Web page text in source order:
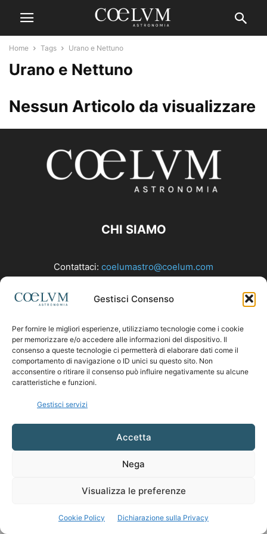
Gestisci Consenso
Per fornire le migliori esperienze, utilizziamo tecnologie come i cookie
per memorizzare e/o accedere alle informazioni del dispositivo. Il
consenso a queste tecnologie ci permetterà di elaborare dati come il
comportamento di navigazione o ID unici su questo sito. Non
acconsentire o ritirare il consenso può influire negativamente su alcune
caratteristiche e funzioni.
Gestisci servizi
Accetta
Nega
Visualizza le preferenze
Cookie Policy Dichiarazione sulla Privacy
Home Tags Urano e Nettuno
Urano e Nettuno
Nessun Articolo da visualizzare
CHI SIAMO
Contattaci: coelumastro@coelum.com
SEGUICI